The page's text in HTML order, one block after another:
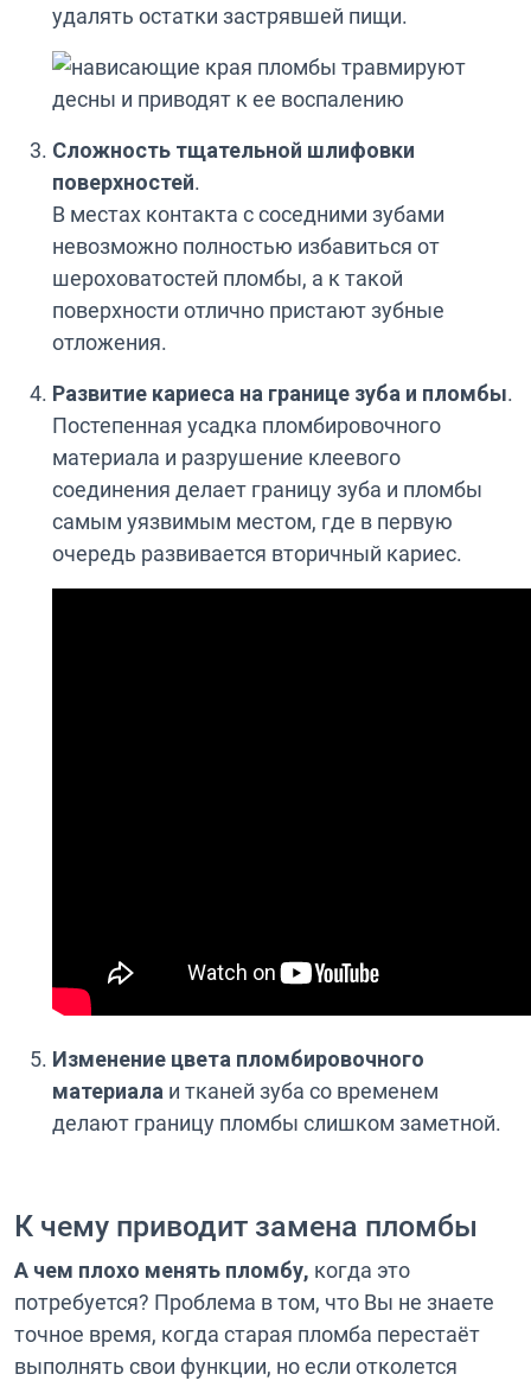
удалять остатки застрявшей пищи.
Сложность тщательной шлифовки
поверхностей.
В местах контакта с соседними зубами
невозможно полностью избавиться от
шероховатостей пломбы, а к такой
поверхности отлично пристают зубные
отложения.
Развитие кариеса на границе зуба и пломбы.
Постепенная усадка пломбировочного
материала и разрушение клеевого
соединения делает границу зуба и пломбы
самым уязвимым местом, где в первую
очередь развивается вторичный кариес.
Изменение цвета пломбировочного
материала и тканей зуба со временем
делают границу пломбы слишком заметной.
К чему приводит замена пломбы
А чем плохо менять пломбу, когда это
потребуется? Проблема в том, что Вы не знаете
точное время, когда старая пломба перестаёт
выполнять свои функции, но если отколется